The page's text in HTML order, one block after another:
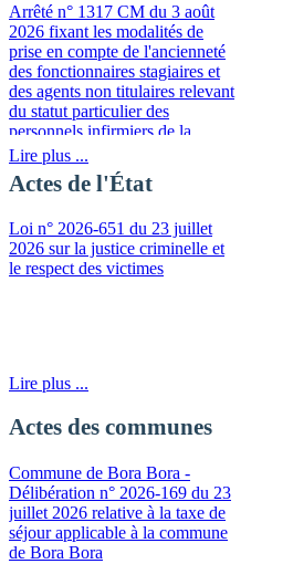
Arrêté n° 1317 CM du 3 août
2026 fixant les modalités de
prise en compte de l'ancienneté
des fonctionnaires stagiaires et
des agents non titulaires relevant
du statut particulier des
personnels infirmiers de la
fonction publique de la
Polynésie française
Lire plus ...
Actes de l'État
Loi n° 2026-651 du 23 juillet
2026 sur la justice criminelle et
le respect des victimes
Lire plus ...
Actes des communes
Commune de Bora Bora -
Délibération n° 2026-169 du 23
juillet 2026 relative à la taxe de
séjour applicable à la commune
de Bora Bora